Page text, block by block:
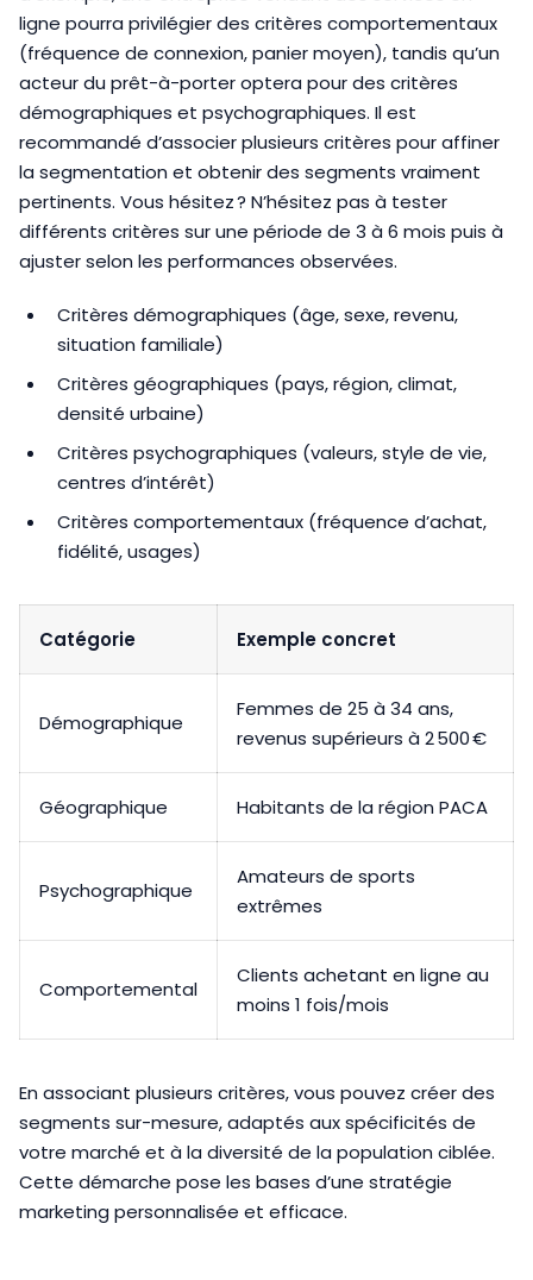
ligne pourra privilégier des critères comportementaux
(fréquence de connexion, panier moyen), tandis qu’un
acteur du prêt-à-porter optera pour des critères
démographiques et psychographiques. Il est
recommandé d’associer plusieurs critères pour affiner
la segmentation et obtenir des segments vraiment
pertinents. Vous hésitez ? N’hésitez pas à tester
différents critères sur une période de 3 à 6 mois puis à
ajuster selon les performances observées.
Critères démographiques (âge, sexe, revenu,
situation familiale)
Critères géographiques (pays, région, climat,
densité urbaine)
Critères psychographiques (valeurs, style de vie,
centres d’intérêt)
Critères comportementaux (fréquence d’achat,
fidélité, usages)
Catégorie Exemple concret
Démographique
Femmes de 25 à 34 ans,
revenus supérieurs à 2 500 €
Géographique Habitants de la région PACA
Psychographique
Amateurs de sports
extrêmes
Comportemental
Clients achetant en ligne au
moins 1 fois/mois
En associant plusieurs critères, vous pouvez créer des
segments sur-mesure, adaptés aux spécificités de
votre marché et à la diversité de la population ciblée.
Cette démarche pose les bases d’une stratégie
marketing personnalisée et efficace.